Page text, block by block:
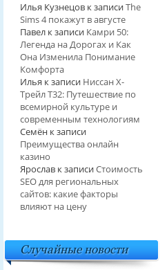
Илья Кузнецовк записиThe
Sims 4 покажут в августе
Павелк записи Камри 50:
Легенда на Дорогах и Как
Она Изменила Понимание
Комфорта
Илья к записи Ниссан Х-
Трейл T32: Путешествие по
всемирной культуре и
современным технологиям
Семёнк записи
Преимущества онлайн
казино
Ярославк записиСтоимость
SEO для региональных
сайтов: какие факторы
влияют на цену
Случайные новости